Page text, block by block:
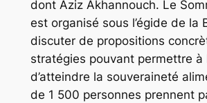
dont Aziz Akhannouch. Le
est organisé sous l’égide de la
discuter de propositions
stratégies pouvant permettre à
d’atteindre la souveraineté
de 1 500 personnes prennent